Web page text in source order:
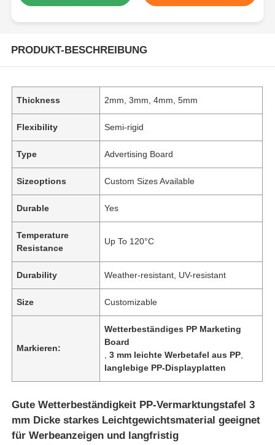
PRODUKT-BESCHREIBUNG
Thickness 2mm, 3mm, 4mm, 5mm
Flexibility Semi-rigid
Type Advertising Board
Sizeoptions Custom Sizes Available
Durable Yes
Temperature
Resistance
Up To 120°C
Durability Weather-resistant, UV-resistant
Size Customizable
Markieren:
Wetterbeständiges PP Marketing
Board
,3 mm leichte Werbetafel aus PP
langlebige PP-Displayplatten
Gute Wetterbeständigkeit PP-Vermarktungstafel 3
mm Dicke starkes Leichtgewichtsmaterial geeignet
für Werbeanzeigen und langfristig